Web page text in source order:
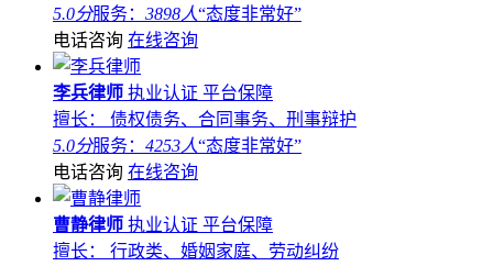
5.0分服务： 3898人“态度非常好”
电话咨询 在线咨询
李兵律师 执业认证 平台保障
擅长： 债权债务、合同事务、刑事辩护
5.0分服务： 4253人“态度非常好”
电话咨询 在线咨询
曹静律师 执业认证 平台保障
擅长： 行政类、婚姻家庭、劳动纠纷